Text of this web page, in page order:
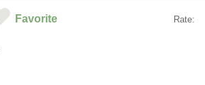
Favorite Rate: